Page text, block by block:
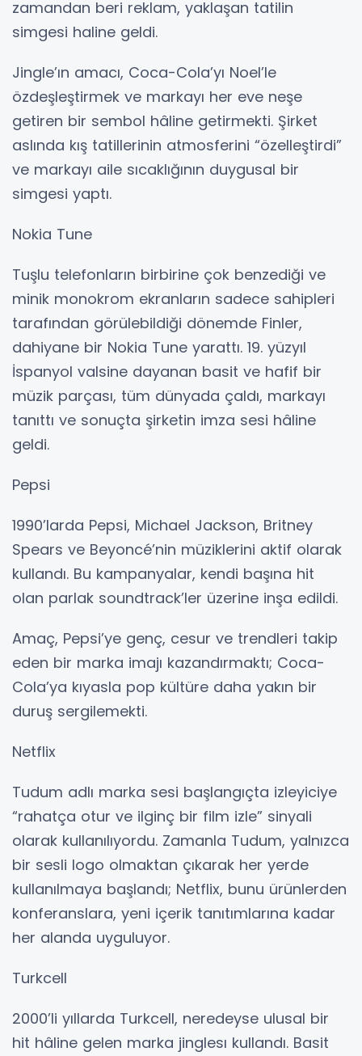
zamandan beri reklam, yaklaşan tatilin
simgesi haline geldi.
Jingle’ın amacı, Coca-Cola’yı Noel’le
özdeşleştirmek ve markayı her eve neşe
getiren bir sembol hâline getirmekti. Şirket
aslında kış tatillerinin atmosferini “özelleştirdi”
ve markayı aile sıcaklığının duygusal bir
simgesi yaptı.
Nokia Tune
Tuşlu telefonların birbirine çok benzediği ve
minik monokrom ekranların sadece sahipleri
tarafından görülebildiği dönemde Finler,
dahiyane bir Nokia Tune yarattı. 19. yüzyıl
İspanyol valsine dayanan basit ve hafif bir
müzik parçası, tüm dünyada çaldı, markayı
tanıttı ve sonuçta şirketin imza sesi hâline
geldi.
Pepsi
1990’larda Pepsi, Michael Jackson, Britney
Spears ve Beyoncé’nin müziklerini aktif olarak
kullandı. Bu kampanyalar, kendi başına hit
olan parlak soundtrack’ler üzerine inşa edildi.
Amaç, Pepsi’ye genç, cesur ve trendleri takip
eden bir marka imajı kazandırmaktı; Coca-
Cola’ya kıyasla pop kültüre daha yakın bir
duruş sergilemekti.
Netflix
Tudum adlı marka sesi başlangıçta izleyiciye
“rahatça otur ve ilginç bir film izle” sinyali
olarak kullanılıyordu. Zamanla Tudum, yalnızca
bir sesli logo olmaktan çıkarak her yerde
kullanılmaya başlandı; Netflix, bunu ürünlerden
konferanslara, yeni içerik tanıtımlarına kadar
her alanda uyguluyor.
Turkcell
2000’li yıllarda Turkcell, neredeyse ulusal bir
hit hâline gelen marka jinglesı kullandı. Basit